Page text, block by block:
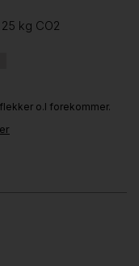
kg CO2
o.l forekommer.